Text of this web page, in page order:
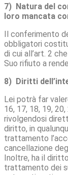
7) Natura del
loro mancata
Il conferimento
obbligatori
di cui all’art. 2
Suo rifiuto a
8) Diritti
Lei potrà far
16, 17, 18, 19,
rivolgendosi
diritto, in
trattamento
cancellazione
Inoltre, ha il
trattamento dei